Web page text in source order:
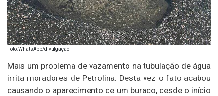
Foto: WhatsApp/divulgação
Mais um problema de vazamento na tubulação de água
irrita moradores de Petrolina. Desta vez o fato acabou
causando o aparecimento de um buraco, desde o início